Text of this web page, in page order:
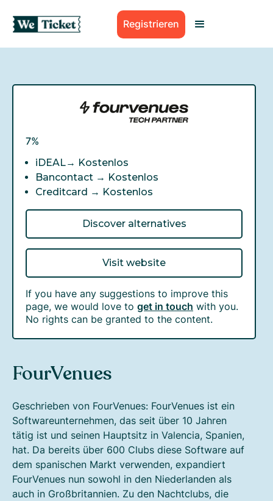
Registrieren
FourVenues
Geschrieben von FourVenues: FourVenues ist ein
Softwareunternehmen, das seit über 10 Jahren
tätig ist und seinen Hauptsitz in Valencia, Spanien,
hat. Da bereits über 600 Clubs diese Software auf
dem spanischen Markt verwenden, expandiert
FourVenues nun sowohl in den Niederlanden als
auch in Großbritannien. Zu den Nachtclubs, die
7%
iDEAL→ Kostenlos
Bancontact → Kostenlos
Creditcard → Kostenlos
Discover alternatives
Visit website
If you have any suggestions to improve this
page, we would love to get in touch with you.
No rights can be granted to the content.